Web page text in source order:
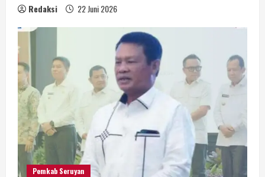
Redaksi 22 Juni 2026
Pemkab Seruyan